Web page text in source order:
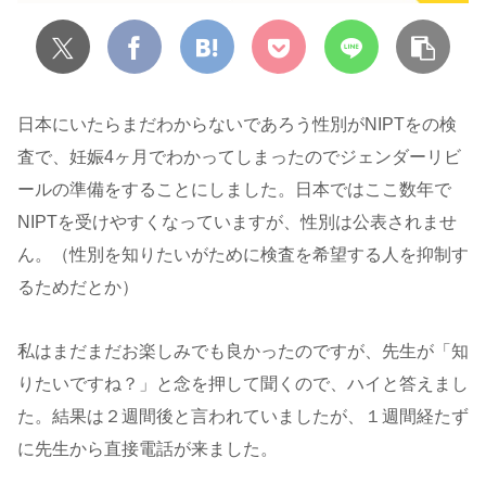
日本にいたらまだわからないであろう性別がNIPTをの検
査で、妊娠4ヶ月でわかってしまったのでジェンダーリビ
ールの準備をすることにしました。日本ではここ数年で
NIPTを受けやすくなっていますが、性別は公表されませ
ん。（性別を知りたいがために検査を希望する人を抑制す
るためだとか）
私はまだまだお楽しみでも良かったのですが、先生が「知
りたいですね？」と念を押して聞くので、ハイと答えまし
た。結果は２週間後と言われていましたが、１週間経たず
に先生から直接電話が来ました。